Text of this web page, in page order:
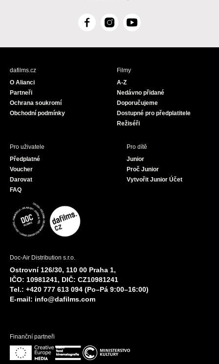
F
c
I
s
Y
u
dafilms.cz
O Alianci
Partneři
Ochrana soukromí
Obchodní podmínky
Filmy
A-Z
Nedávno přidané
Doporučujeme
Dostupné pro předplatitele
Režiséři
Pro uživatele
Předplatné
Voucher
Darovat
FAQ
Pro dítě
Junior
Proč Junior
Vytvořit Junior Účet
Doc-Air Distribution s.r.o.
Ostrovní 126/30, 110 00 Praha 1,
IČO: 10981241, DIČ: CZ10981241
Tel.: +420 777 613 094 (Po–Pá 9:00–16:00)
E-mail: info@dafilms.com
Finanční partneři